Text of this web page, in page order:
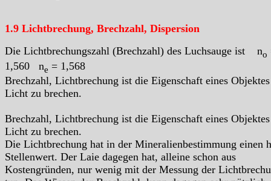
1.9 Lichtbrechung, Brechzahl, Dispersion
Die Lichtbrechungszahl (Brechzahl) des Luchsauge ist no
1,560 ne = 1,568
Brechzahl, Lichtbrechung ist die Eigenschaft eines Objektes
Licht zu brechen.
Brechzahl, Lichtbrechung ist die Eigenschaft eines Objektes
Licht zu brechen.
Die Lichtbrechung hat in der Mineralienbestimmung einen
Stellenwert. Der Laie dagegen hat, alleine schon aus
Kostengründen, nur wenig mit der Messung der